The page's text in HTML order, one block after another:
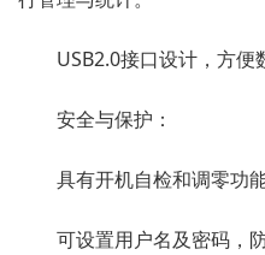
USB2.0接口设计，方便
安全与保护：
具有开机自检和调零功能
可设置用户名及密码，防